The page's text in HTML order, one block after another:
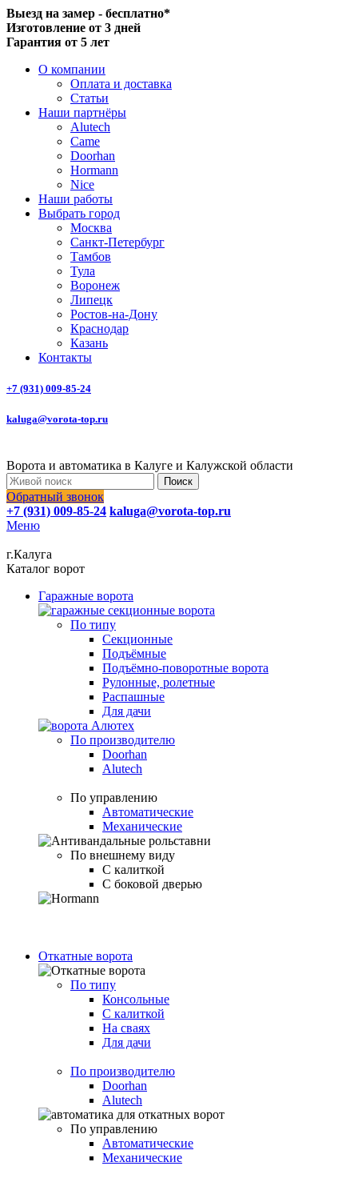
Выезд на замер - бесплатно*
Изготовление от 3 дней
Гарантия от 5 лет
О компании
Оплата и доставка
Статьи
Наши партнёры
Alutech
Came
Doorhan
Hormann
Nice
Наши работы
Выбрать город
Москва
Санкт-Петербург
Тамбов
Тула
Воронеж
Липецк
Ростов-на-Дону
Краснодар
Казань
Контакты
+7 (931) 009-85-24
kaluga@vorota-top.ru
Ворота и автоматика в Калуге и Калужской области
Поиск
Обратный звонок
+7 (931) 009-85-24 kaluga@vorota-top.ru
Меню
г.Калуга
Каталог ворот
Гаражные ворота
По типу
Секционные
Подъёмные
Подъёмно-поворотные ворота
Рулонные, ролетные
Распашные
Для дачи
По производителю
Doorhan
Alutech
По управлению
Автоматические
Механические
По внешнему виду
С калиткой
С боковой дверью
Откатные ворота
По типу
Консольные
С калиткой
На сваях
Для дачи
По производителю
Doorhan
Alutech
По управлению
Автоматические
Механические